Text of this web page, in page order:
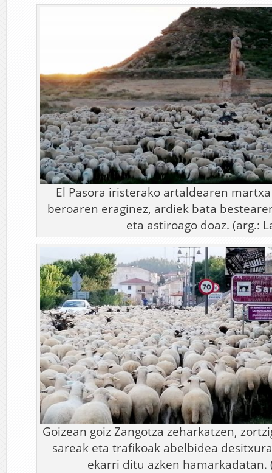
El Pasora iristerako artaldearen
beroaren eraginez, ardiek bata
eta astiroago doaz. (arg.:
Goizean goiz Zangotza zeharkatzen,
sareak eta trafikoak abelbidea
ekarri ditu azken hamarkadatan.